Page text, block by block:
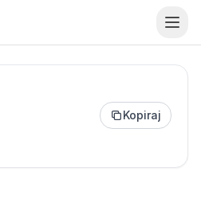
Kopiraj